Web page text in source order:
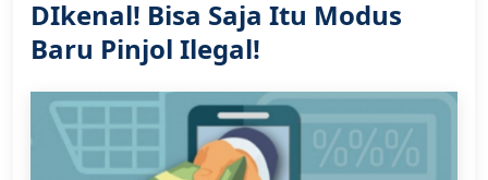
DIkenal! Bisa Saja Itu Modus
Baru Pinjol Ilegal!